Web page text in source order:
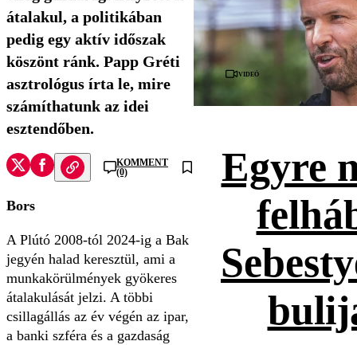
átalakul, a politikában
pedig egy aktív időszak
köszönt ránk. Papp Gréti
asztrológus írta le, mire
számíthatunk az idei
esztendőben.
KOMMENT
(0)
Bors
A Plútó 2008-tól 2024-ig a Bak
jegyén halad keresztül, ami a
munkakörülmények gyökeres
átalakulását jelzi. A többi
csillagállás az év végén az ipar,
a banki szféra és a gazdaság
Videó
Egyre